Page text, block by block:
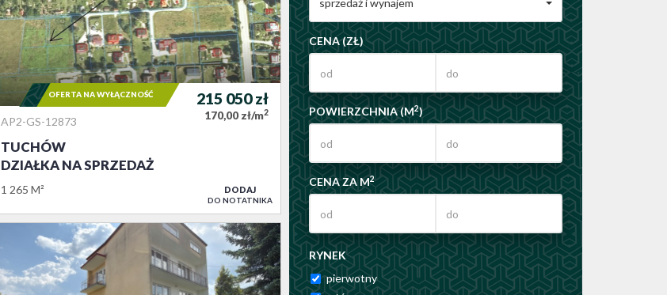
sprzedaż i wynajem
CENA (ZŁ)
POWIERZCHNIA (M2)
CENA ZA M2
RYNEK
pierwotny
AP2-GS-12873
TUCHÓW
DZIAŁKA NA SPRZEDAŻ
1 265 M²
215 050zł
170,00 zł/m2
OFERTA NA WYŁĄCZNOŚĆ
DODAJ
DO NOTATNIKA